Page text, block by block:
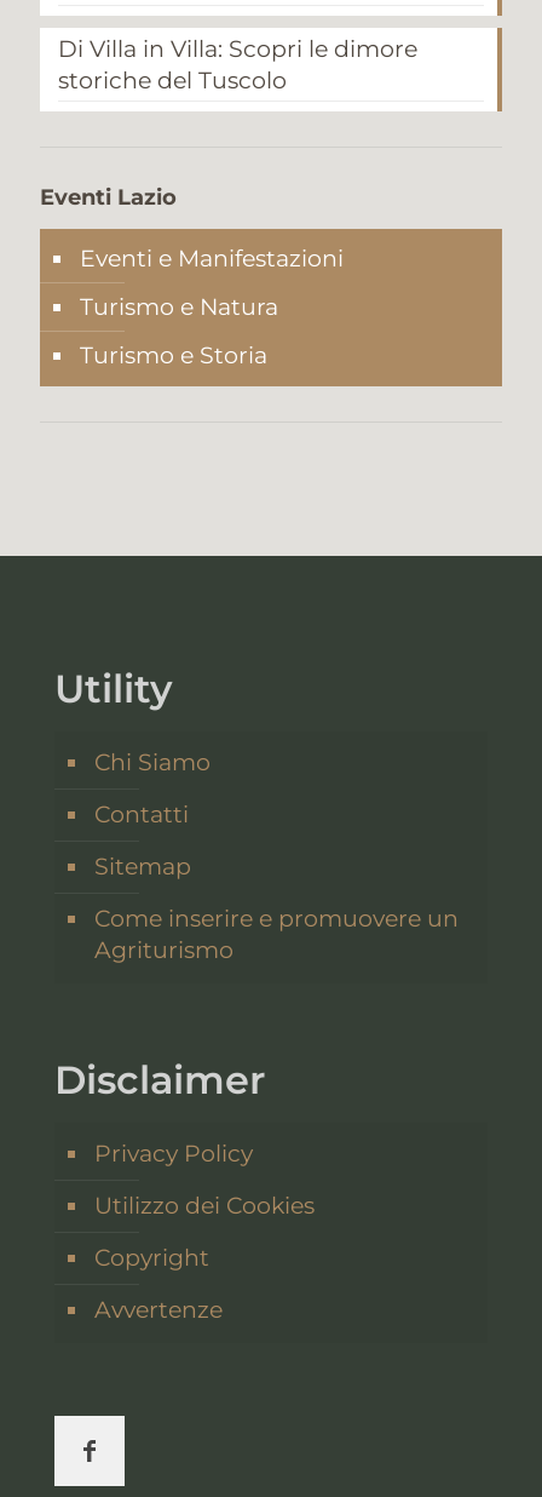
Di Villa in Villa: Scopri le dimore
storiche del Tuscolo
Eventi Lazio
Eventi e Manifestazioni
Turismo e Natura
Turismo e Storia
Utility
Chi Siamo
Contatti
Sitemap
Come inserire e promuovere un
Agriturismo
Disclaimer
Privacy Policy
Utilizzo dei Cookies
Copyright
Avvertenze